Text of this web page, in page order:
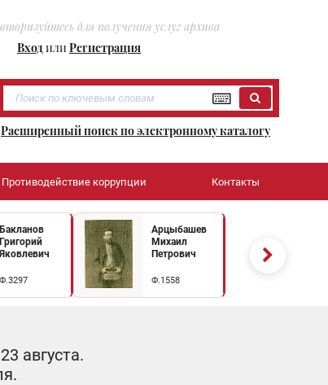
для получения услуг архива
ВходилиРегистрация
Расширенный поиск по электронному каталогу
Противодействие коррупции Контакты
Бакланов
Григорий
Яковлевич
Ф.3297
Арцыбашев
Михаил
Петрович
Ф.1558
августа.